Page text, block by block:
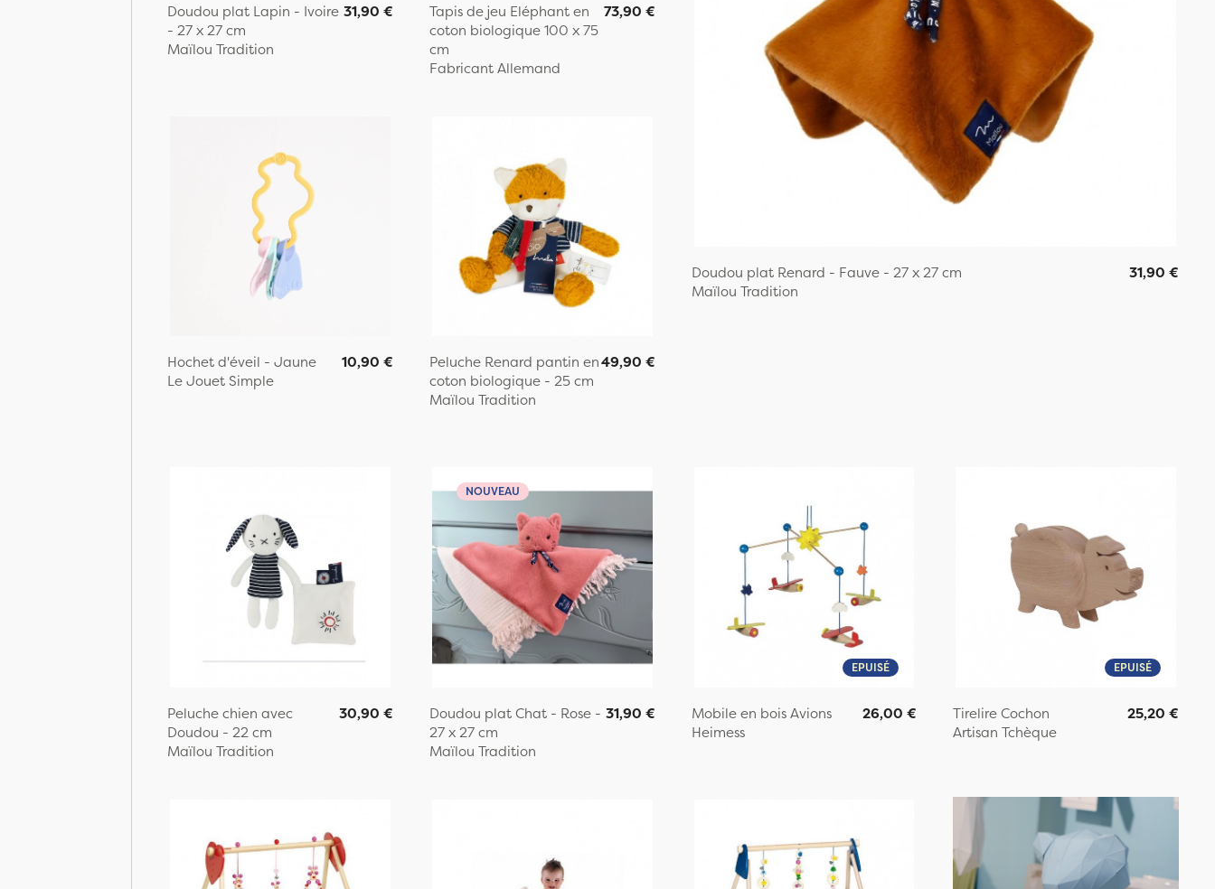
Doudou plat Lapin - Ivoire
- 27 x 27 cm
Maïlou Tradition
31,90 €
Tapis de jeu Eléphant en
coton biologique 100 x 75
cm
Fabricant Allemand
73,90 €
Doudou plat Renard - Fauve - 27 x 27 cm
Maïlou Tradition
31,90 €
Hochet d'éveil - Jaune
Le Jouet Simple
10,90 €
Peluche Renard pantin en
coton biologique - 25 cm
Maïlou Tradition
49,90 €
Peluche chien avec
Doudou - 22 cm
Maïlou Tradition
30,90 €
NOUVEAU
Doudou plat Chat - Rose -
27 x 27 cm
Maïlou Tradition
31,90 €
EPUISÉ
Mobile en bois Avions
Heimess
26,00 €
EPUISÉ
Tirelire Cochon
Artisan Tchèque
25,20 €